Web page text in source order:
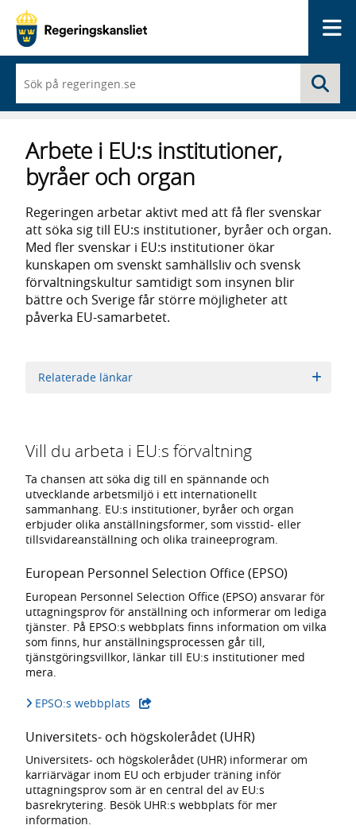
du
börjar
skriva
framträder
en
lista
med
sökförslag
Arbete i EU:s institutioner,
byråer och organ
Regeringen arbetar aktivt med att få fler svenskar
att söka sig till EU:s institutioner, byråer och organ.
Med fler svenskar i EU:s institutioner ökar
kunskapen om svenskt samhällsliv och svensk
förvaltningskultur samtidigt som insynen blir
bättre och Sverige får större möjligheter att
påverka EU-samarbetet.
Relaterade länkar
Vill du arbeta i EU:s förvaltning
Ta chansen att söka dig till en spännande och
utvecklande arbetsmiljö i ett internationellt
sammanhang. EU:s institutioner, byråer och organ
erbjuder olika anställningsformer, som visstid- eller
tillsvidareanställning och olika traineeprogram.
European Personnel Selection Office (EPSO)
European Personnel Selection Office (EPSO) ansvarar för
uttagningsprov för anställning och informerar om lediga
tjänster. På EPSO:s webbplats finns information om vilka
som finns, hur anställningsprocessen går till,
tjänstgöringsvillkor, länkar till EU:s institutioner med
mera.
EPSO:s webbplats- extern webbplats,
Universitets- och högskolerådet (UHR)
Universitets- och högskolerådet (UHR) informerar om
karriärvägar inom EU och erbjuder träning inför
uttagningsprov som är en central del av EU:s
basrekrytering. Besök UHR:s webbplats för mer
information.